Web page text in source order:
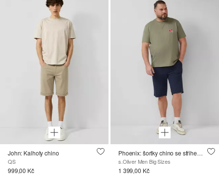
John: Kalhoty chino
QS
999,00 Kč
Phoenix: šortky chino se střihem Regular Fit
s.Oliver Men Big Sizes
1 399,00 Kč